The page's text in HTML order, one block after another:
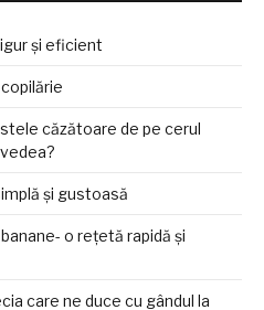
și eficient
căzătoare de pe cerul
și gustoasă
o rețetă rapidă și
care ne duce cu gândul la